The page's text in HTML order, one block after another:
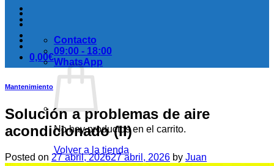
0,00€
No hay productos en el carrito.
Volver a la tienda
Contacto
09:00 - 18:00
WhatsApp
Mantenimiento
Solución a problemas de aire
acondicionado (II)
Posted on 27 abril, 202627 abril, 2026 by Juan